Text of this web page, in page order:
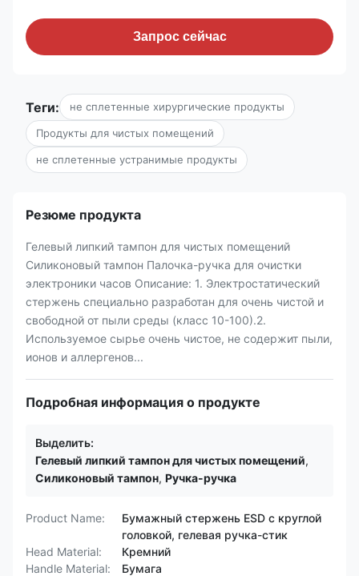
Запрос сейчас
Теги: не сплетенные хирургические продукты
Продукты для чистых помещений
не сплетенные устранимые продукты
Резюме продукта
Гелевый липкий тампон для чистых помещений
Силиконовый тампон Палочка-ручка для очистки
электроники часов Описание: 1. Электростатический
стержень специально разработан для очень чистой и
свободной от пыли среды (класс 10-100).2.
Используемое сырье очень чистое, не содержит пыли,
ионов и аллергенов...
Подробная информация о продукте
Выделить:
Гелевый липкий тампон для чистых помещений,
Силиконовый тампон, Ручка-ручка
Product Name:
Бумажный стержень ESD с круглой
головкой, гелевая ручка-стик
Head Material:
Кремний
Handle Material:
Бумага